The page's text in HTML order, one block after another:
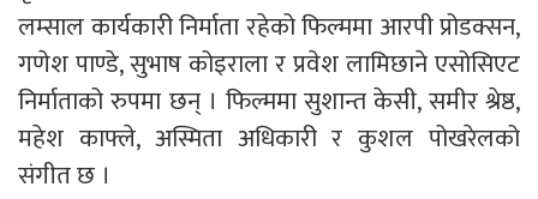
लम्साल कार्यकारी निर्माता रहेको फिल्ममा आरपी प्रोडक्सन,
गणेश पाण्डे, सुभाष कोइराला र प्रवेश लामिछाने एसोसिएट
निर्माताको रुपमा छन् । फिल्ममा सुशान्त केसी, समीर श्रेष्ठ,
महेश काफ्ले, अस्मिता अधिकारी र कुशल पोखरेलको
संगीत छ ।